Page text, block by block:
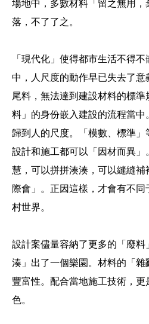
場地中，多數材料「留之無用，
落，不了了之。
「現代化」使得都市生活不得
中，人尺度的動作早已失去了
尾料，無法達到建設材料的標
料」的身份嵌入建設的流程當中
歸到人的尺度。「模數、標準
設計和施工都可以「因材而異」
慧，可以拼拼湊湊，可以縫縫
際會」。正因這樣，才會有不
村世界。
設計案儘量容納了更多的「廢
湊」出了一個樂園。材料的「
豐富性。配合當地施工技術，
色。